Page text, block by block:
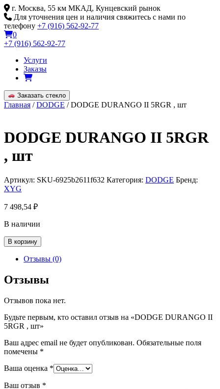
Skip
to
content
г. Москва, 55 км МКАД, Кунцевский рынок
Для уточнения цен и наличия свяжитесь с нами по
телефону +7 (916) 562-92-77
0
+7 (916) 562-92-77
Услуги
Заказы
Заказать стекло
Главная /DODGE / DODGE DURANGO II 5RGR , шт
DODGE DURANGO II 5RGR
, шт
Артикул: SKU-6925b2611f632 Категория: DODGE Бренд:
XYG
7 498,54 ₽
В наличии
Количество
товара
DODGE
II
5RGR
шт
В корзину
Отзывы (0)
Отзывы
Отзывов пока нет.
Будьте первым, кто оставил отзыв на «DODGE DURANGO II
5RGR , шт»
Ваш адрес email не будет опубликован. Обязательные поля
помечены *
Ваша оценка *
Ваш отзыв *